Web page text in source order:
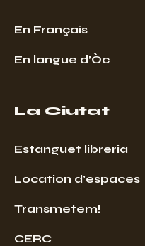
En Français
En langue d’Òc
La Ciutat
Estanguet libreria
Location d’espaces
Transmetem!
CERC